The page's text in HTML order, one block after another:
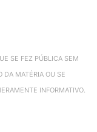
SE FEZ PÚBLICA SEM
DA MATÉRIA OU SE
INFORMATIVO.